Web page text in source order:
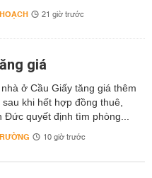
21 giờ trước
giá
ở Cầu Giấy tăng giá thêm
sau khi hết hợp đồng thuê,
Đức quyết định tìm phòng...
10 giờ trước